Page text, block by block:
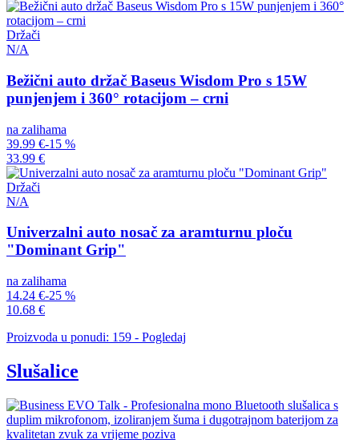
Držači
N/A
Bežični auto držač Baseus Wisdom Pro s 15W
punjenjem i 360° rotacijom – crni
na zalihama
39.99 €-15 %
33.99 €
Držači
N/A
Univerzalni auto nosač za aramturnu ploču
"Dominant Grip"
na zalihama
14.24 €-25 %
10.68 €
Proizvoda u ponudi: 159 - Pogledaj
Slušalice